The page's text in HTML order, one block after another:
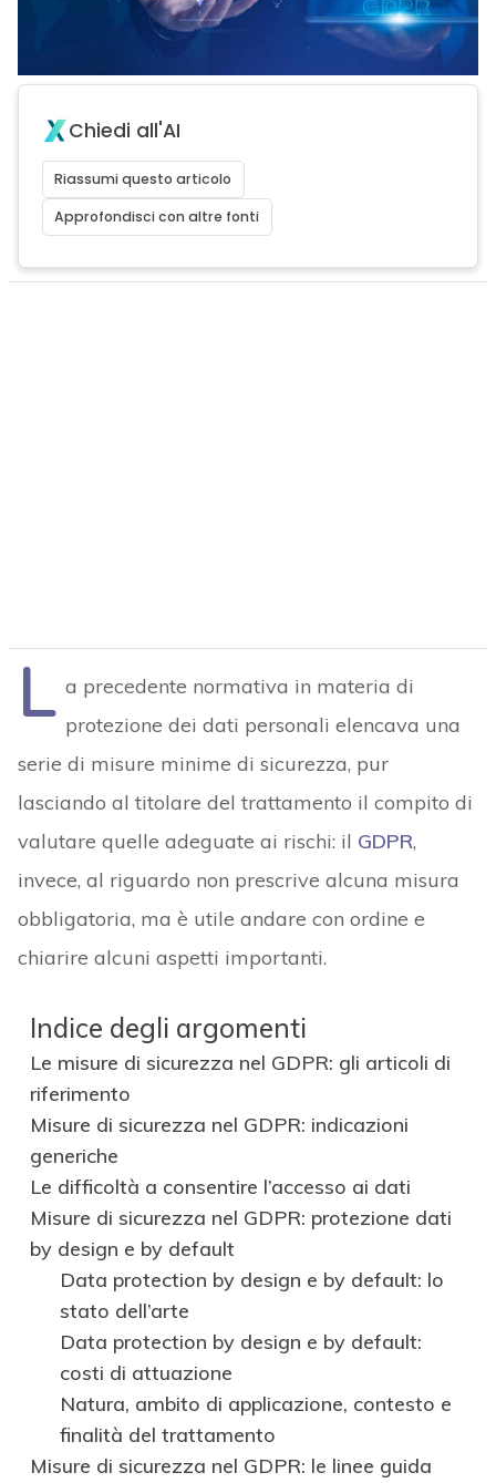
Chiedi all'AI
Riassumi questo articolo
Approfondisci con altre fonti
L a precedente normativa in materia di
protezione dei dati personali elencava una
serie di misure minime di sicurezza, pur
lasciando al titolare del trattamento il compito di
valutare quelle adeguate ai rischi: il GDPR,
invece, al riguardo non prescrive alcuna misura
obbligatoria, ma è utile andare con ordine e
chiarire alcuni aspetti importanti.
Indice degli argomenti
Le misure di sicurezza nel GDPR: gli articoli di
riferimento
Misure di sicurezza nel GDPR: indicazioni
generiche
Le difficoltà a consentire l’accesso ai dati
Misure di sicurezza nel GDPR: protezione dati
by design e by default
Data protection by design e by default: lo
stato dell’arte
Data protection by design e by default:
costi di attuazione
Natura, ambito di applicazione, contesto e
finalità del trattamento
Misure di sicurezza nel GDPR: le linee guida